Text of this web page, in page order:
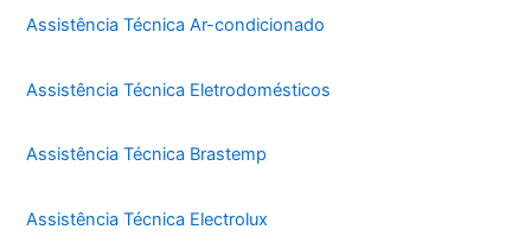
Assistência Técnica Ar-condicionado
Assistência Técnica Eletrodomésticos
Assistência Técnica Brastemp
Assistência Técnica Electrolux